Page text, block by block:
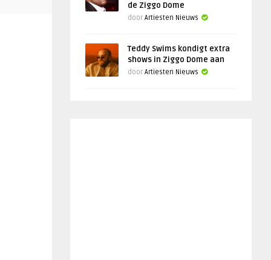
de Ziggo Dome
door Artiesten Nieuws
Teddy Swims kondigt extra
shows in Ziggo Dome aan
door Artiesten Nieuws